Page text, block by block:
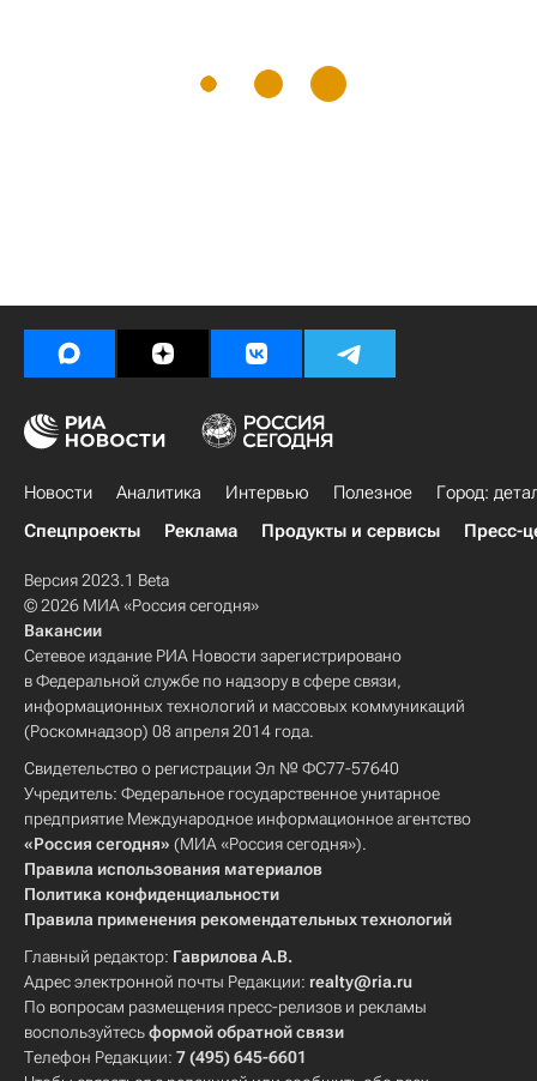
Новости Аналитика Интервью Полезное
Город:
Спецпроекты
Реклама Продукты и сервисы Пресс-
Версия 2023.1 Beta
© 2026 МИА «Россия сегодня»
Вакансии
Сетевое издание РИА Новости зарегистрировано
в Федеральной службе по надзору в сфере связи,
информационных технологий и массовых коммуникаций
(Роскомнадзор) 08 апреля 2014 года.
Свидетельство о регистрации Эл № ФС77-57640
Учредитель: Федеральное государственное унитарное
предприятие Международное информационное агентство
«Россия сегодня» (МИА «Россия сегодня»).
Правила использования материалов
Политика конфиденциальности
Правила применения рекомендательных технологий
Главный редактор: Гаврилова А.В.
Адрес электронной почты Редакции: realty@ria.ru
По вопросам размещения пресс-релизов и рекламы
воспользуйтесьформой обратной связи
Телефон Редакции: 7 (495) 645-6601